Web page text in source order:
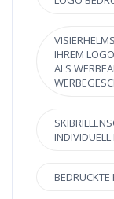
IHREM
ALS
INDIVIDUELL
BEDRUCKTE